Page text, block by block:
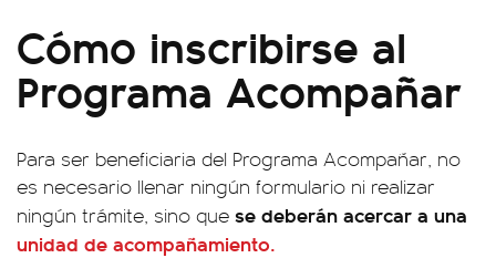
Cómo inscribirse al
Programa Acompañar
Para ser beneficiaria del Programa Acompañar, no
es necesario llenar ningún formulario ni realizar
ningún trámite, sino que se deberán acercar a una
unidad de acompañamiento.